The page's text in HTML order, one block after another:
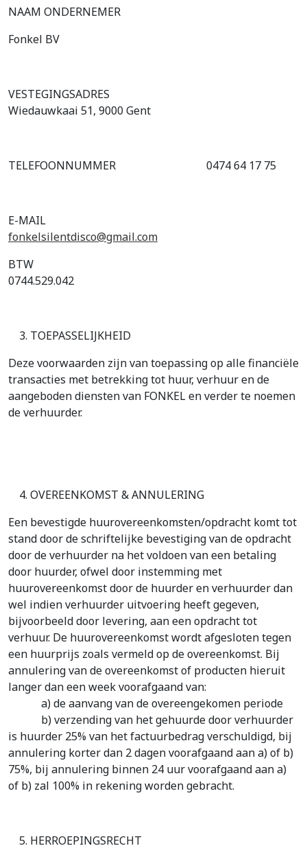
NAAM ONDERNEMER
Fonkel BV
VESTEGINGSADRES
Wiedauwkaai 51, 9000 Gent
TELEFOONNUMMER 0474 64 17 75
E-MAIL
fonkelsilentdisco@gmail.com
BTW
0744.529.042
TOEPASSELIJKHEID
Deze voorwaarden zijn van toepassing op alle financiële
transacties met betrekking tot huur, verhuur en de
aangeboden diensten van FONKEL en verder te noemen
de verhuurder.
OVEREENKOMST & ANNULERING
Een bevestigde huurovereenkomsten/opdracht komt tot
stand door de schriftelijke bevestiging van de opdracht
door de verhuurder na het voldoen van een betaling
door huurder, ofwel door instemming met
huurovereenkomst door de huurder en verhuurder dan
wel indien verhuurder uitvoering heeft gegeven,
bijvoorbeeld door levering, aan een opdracht tot
verhuur. De huurovereenkomst wordt afgesloten tegen
een huurprijs zoals vermeld op de overeenkomst. Bij
annulering van de overeenkomst of producten hieruit
langer dan een week voorafgaand van:
a) de aanvang van de overeengekomen periode
b) verzending van het gehuurde door verhuurder
is huurder 25% van het factuurbedrag verschuldigd, bij
annulering korter dan 2 dagen voorafgaand aan a) of b)
75%, bij annulering binnen 24 uur voorafgaand aan a)
of b) zal 100% in rekening worden gebracht.
HERROEPINGSRECHT